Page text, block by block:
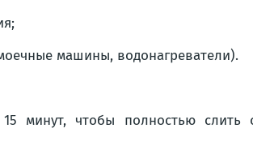
машины, водонагреватели).
минут, чтобы полностью слить